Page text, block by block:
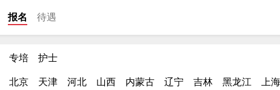
报名 待遇
专培
护士
北京 天津 河北 山西 内蒙古 辽宁 吉林 黑龙江 上海